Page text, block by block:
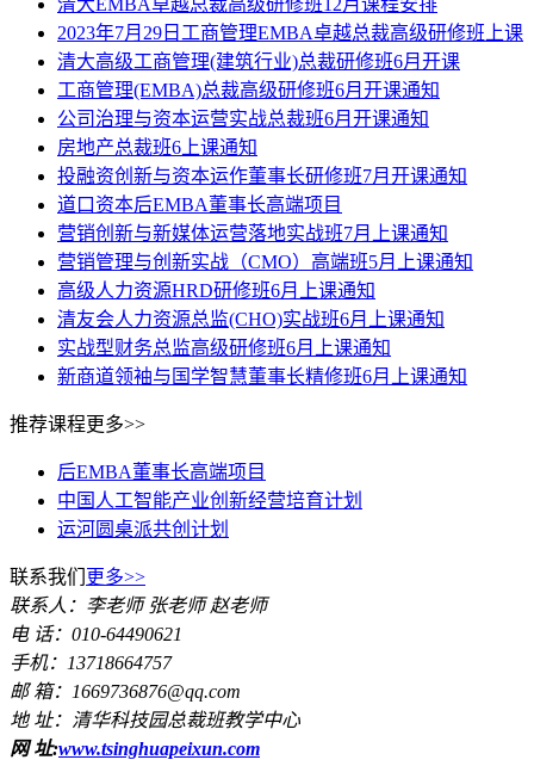
2023年7月29日工商管理EMBA卓越总裁高级研修班上课
清大高级工商管理(建筑行业)总裁研修班6月开课
工商管理(EMBA)总裁高级研修班6月开课通知
公司治理与资本运营实战总裁班6月开课通知
房地产总裁班6上课通知
投融资创新与资本运作董事长研修班7月开课通知
道口资本后EMBA董事长高端项目
营销创新与新媒体运营落地实战班7月上课通知
营销管理与创新实战（CMO）高端班5月上课通知
高级人力资源HRD研修班6月上课通知
清友会人力资源总监(CHO)实战班6月上课通知
实战型财务总监高级研修班6月上课通知
新商道领袖与国学智慧董事长精修班6月上课通知
推荐课程更多>>
后EMBA董事长高端项目
中国人工智能产业创新经营培育计划
运河圆桌派共创计划
联系我们 更多>>
联系人：李老师 张老师 赵老师
电 话：010-64490621
手机：13718664757
邮 箱：1669736876@qq.com
地 址：清华科技园总裁班教学中心
网 址:www.tsinghuapeixun.com